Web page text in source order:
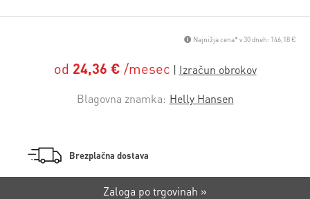
Najnižja cena* v 30 dneh: 146,18 €
od 24,36 € /mesec
Blagovna znamka: Helly Hansen
Brezplačna dostava
Zaloga po trgovinah »